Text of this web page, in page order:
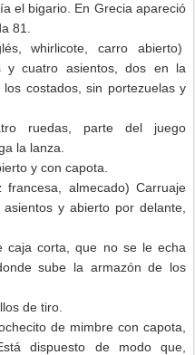
el bigario. En Grecia apareció
81.
whirlicote, carro abierto)
y cuatro asientos, dos en la
costados, sin portezuelas y
ruedas, parte del juego
la lanza.
y con capota.
almecado) Carruaje
y abierto por delante,
caja corta, que no se le echa
sube la armazón de los
de tiro.
de mimbre con capota,
dispuesto de modo que,